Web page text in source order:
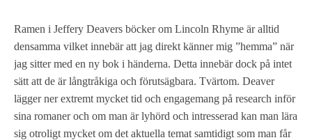
Ramen i Jeffery Deavers böcker om Lincoln Rhyme är alltid
densamma vilket innebär att jag direkt känner mig ”hemma” när
jag sitter med en ny bok i händerna. Detta innebär dock på intet
sätt att de är långtråkiga och förutsägbara. Tvärtom. Deaver
lägger ner extremt mycket tid och engagemang på research inför
sina romaner och om man är lyhörd och intresserad kan man lära
sig otroligt mycket om det aktuella temat samtidigt som man får